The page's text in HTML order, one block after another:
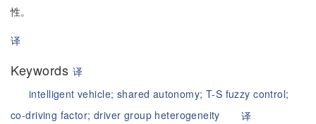
性。
译
Keywords 译
intelligent vehicle; shared autonomy; T-S fuzzy control;
co-driving factor; driver group heterogeneity 译